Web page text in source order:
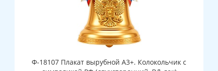
Ф-18107 Плакат вырубной А3+. Колокольчик с